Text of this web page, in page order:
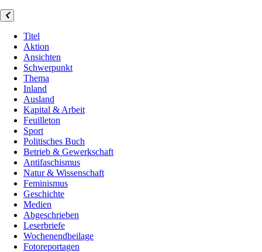
Titel
Aktion
Ansichten
Schwerpunkt
Thema
Inland
Ausland
Kapital & Arbeit
Feuilleton
Sport
Politisches Buch
Betrieb & Gewerkschaft
Antifaschismus
Natur & Wissenschaft
Feminismus
Geschichte
Medien
Abgeschrieben
Leserbriefe
Wochenendbeilage
Fotoreportagen